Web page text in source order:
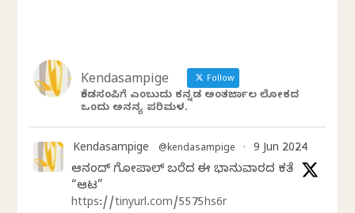
Kendasampige Follow
ಕೆಂಡಸಂಪಿಗೆ ಎಂಬುದು ಕನ್ನಡ ಅಂತರ್ಜಾಲ ಲೋಕದ
ಒಂದು ಅನನ್ಯ ಪರಿಮಳ.
Kendasampige @kendasampige · 9 Jun 2024
ಆನಂದ್‌ ಗೋಪಾಲ್‌ ಬರೆದ ಈ ಭಾನುವಾರದ ಕತೆ
“ಆಟ”
https://tinyurl.com/5575hs6r